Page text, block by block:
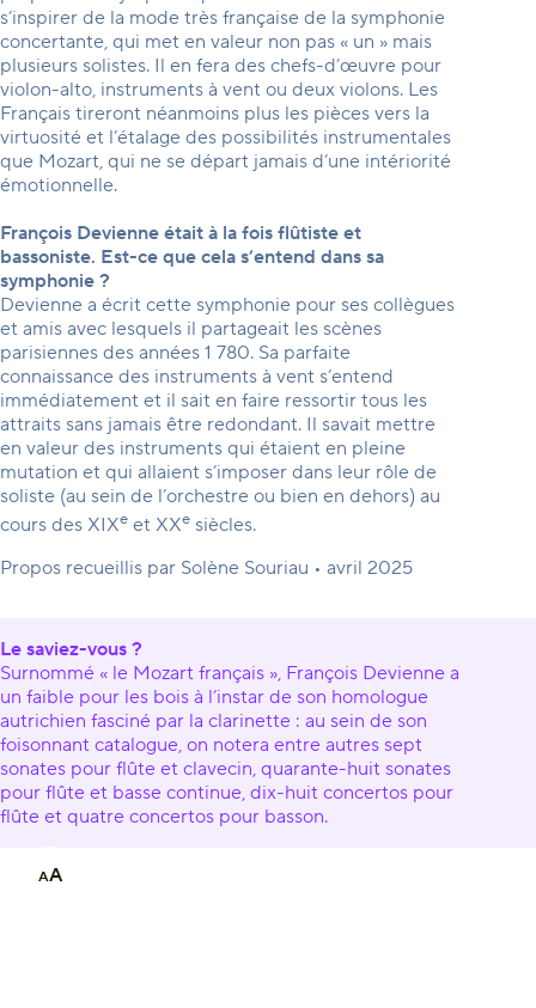
AA
s’inspirer de la mode très française de la symphonie
concertante, qui met en valeur non pas « un » mais
plusieurs solistes. Il en fera des chefs-d’œuvre pour
violon-alto, instruments à vent ou deux violons. Les
Français tireront néanmoins plus les pièces vers la
virtuosité et l’étalage des possibilités instrumentales
que Mozart, qui ne se départ jamais d’une intériorité
émotionnelle.
François Devienne était à la fois flûtiste et
bassoniste. Est-ce que cela s’entend dans sa
symphonie ?
Devienne a écrit cette symphonie pour ses collègues
et amis avec lesquels il partageait les scènes
parisiennes des années 1 780. Sa parfaite
connaissance des instruments à vent s’entend
immédiatement et il sait en faire ressortir tous les
attraits sans jamais être redondant. Il savait mettre
en valeur des instruments qui étaient en pleine
mutation et qui allaient s’imposer dans leur rôle de
soliste (au sein de l’orchestre ou bien en dehors) au
cours des XIXe et XXe siècles.
Propos recueillis par Solène Souriau • avril 2025
Le saviez-vous ?
Surnommé « le Mozart français », François Devienne a
un faible pour les bois à l’instar de son homologue
autrichien fasciné par la clarinette : au sein de son
foisonnant catalogue, on notera entre autres sept
sonates pour flûte et clavecin, quarante-huit sonates
pour flûte et basse continue, dix-huit concertos pour
flûte et quatre concertos pour basson.